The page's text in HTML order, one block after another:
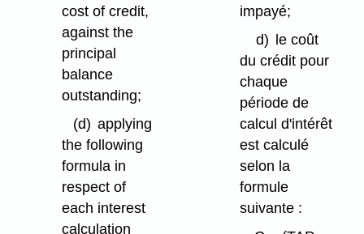
cost of credit,
against the
principal
balance
outstanding;
(d) applying
the following
formula in
respect of
each interest
calculation
impayé;
d)
le coût
du crédit pour
chaque
période de
calcul d'intérêt
est calculé
selon la
formule
suivante :